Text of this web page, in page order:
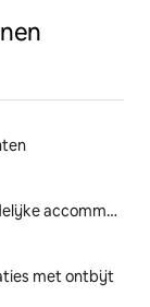
Gezinsvriendelijke accommodaties
met ontbijt